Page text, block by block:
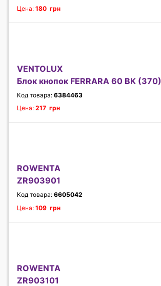
Цена: 180 грн
VENTOLUX
Блок кнопок FERRARA 60 BK (370)
Код товара: 6384463
Цена: 217 грн
ROWENTA
ZR903901
Код товара: 6605042
Цена: 109 грн
ROWENTA
ZR903101